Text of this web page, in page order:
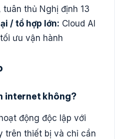
thủ Nghị định 13
/ tổ hợp lớn: Cloud AI
ưu vận hành
internet không?
động độc lập với
trên thiết bị và chỉ cần